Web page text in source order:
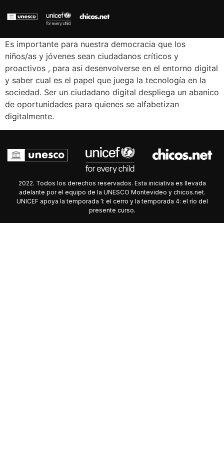
Es importante para nuestra democracia que los
niños/as y jóvenes sean ciudadanos críticos y
proactivos , para así desenvolverse en el entorno digital
y saber cual es el papel que juega la tecnología en la
sociedad. Ser un ciudadano digital despliega un abanico
de oportunidades para quienes se alfabetizan
digitalmente.
2022. Todos los derechos reservados. Esta iniciativa es llevada
adelante por el equipo de la UNESCO Montevideo y chicos.net.
UNICEF apoya la temporada 1: el cerro y la temporada 4: el río del
presente curso.